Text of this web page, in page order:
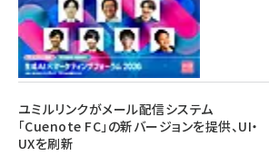
ユミルリンクがメール配信システム
「Cuenote FC」の新バージョンを提供、UI・
UXを刷新